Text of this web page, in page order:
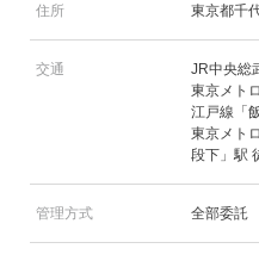
住所 東京都千
交通
JR中央総
東京メト
江戸線「
東京メト
段下」駅
管理方式 全部委託